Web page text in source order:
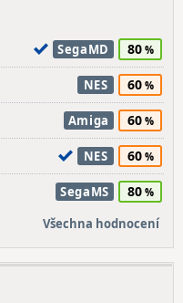
SegaMD 80
NES 60
Amiga 60
NES 60
SegaMS 80
Všechna hodnocení